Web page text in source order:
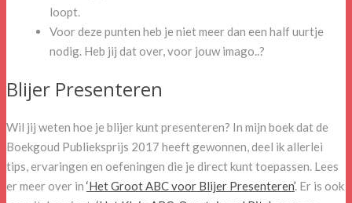
loopt.
Voor deze punten heb je niet meer dan een half uurtje
nodig. Heb jij dat over, voor jouw imago..?
Blijer Presenteren
Wil jij weten hoe je blijer kunt presenteren? In mijn boek dat de
Boekgoud Publieksprijs 2017 heeft gewonnen, deel ik allerlei
tips, ervaringen en oefeningen die je direct kunt toepassen. Lees
er meer over in ‘Het Groot ABC voor Blijer Presenteren’. Er is ook